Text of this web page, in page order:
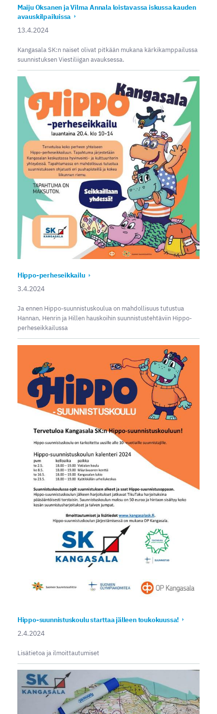
Maiju Oksanen ja Vilma Annala loistavassa iskussa kauden
avauskilpailuissa
13.4.2024
Kangasala SK:n naiset olivat pitkään mukana kärkikamppailussa
suunnistuksen Viestiliigan avauksessa.
Hippo-perheseikkailu
3.4.2024
Ja ennen Hippo-suunnistuskoulua on mahdollisuus tutustua
Hannan, Henrin ja Hillen hauskoihin suunnistustehtäviin Hippo-
perheseikkailussa
Hippo-suunnistuskoulu starttaa jälleen toukokuussa!
2.4.2024
Lisätietoa ja ilmoittautumiset